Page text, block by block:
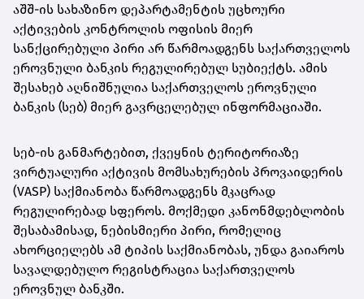
აშშ-ის სახაზინო დეპარტამენტის უცხოური
აქტივების კონტროლის ოფისის მიერ
სანქცირებული პირი არ წარმოადგენს საქართველოს
ეროვნული ბანკის რეგულირებულ სუბიექტს. ამის
შესახებ აღნიშნულია საქართველოს ეროვნული
ბანკის (სებ) მიერ გავრცელებულ ინფორმაციაში.
სებ-ის განმარტებით, ქვეყნის ტერიტორიაზე
ვირტუალური აქტივის მომსახურების პროვაიდერის
(VASP) საქმიანობა წარმოადგენს მკაცრად
რეგულირებად სფეროს. მოქმედი კანონმდებლობის
შესაბამისად, ნებისმიერი პირი, რომელიც
ახორციელებს ამ ტიპის საქმიანობას, უნდა გაიაროს
სავალდებულო რეგისტრაცია საქართველოს
ეროვნულ ბანკში.